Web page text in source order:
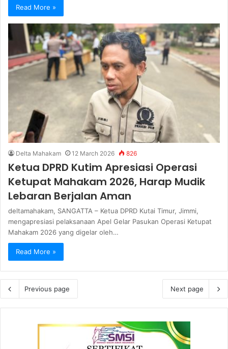
Read More »
Delta Mahakam 12 March 2026 826
Ketua DPRD Kutim Apresiasi Operasi
Ketupat Mahakam 2026, Harap Mudik
Lebaran Berjalan Aman
deltamahakam, SANGATTA – Ketua DPRD Kutai Timur, Jimmi,
mengapresiasi pelaksanaan Apel Gelar Pasukan Operasi Ketupat
Mahakam 2026 yang digelar oleh…
Read More »
Previous page Next page